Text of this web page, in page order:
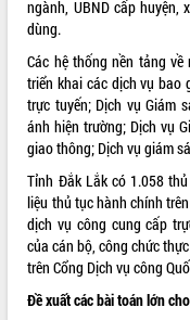
ngành, UBND cấp huyện,
dùng.
Các hệ thống nền tảng
triển khai các dịch vụ bao
trực tuyến; Dịch vụ Giám
ánh hiện trường; Dịch vụ
giao thông; Dịch vụ giám
Tỉnh Đắk Lắk có 1.058
liệu thủ tục hành chính
dịch vụ công cung cấp
của cán bộ, công chức
trên Cổng Dịch vụ công
Đề xuất các bài toán lớn